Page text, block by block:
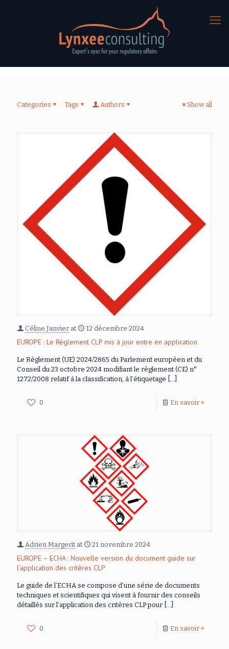
Categories Tags Authors Show all
Céline Janvier at 12 décembre 2024
EUROPE : Le Règlement CLP mis à jour entre en application
Le Règlement (UE) 2024/2865 du Parlement européen et du
Conseil du 23 octobre 2024 modifiant le règlement (CE) n°
1272/2008 relatif à la classification, à l’étiquetage
0 En savoir +
Adrien Margerit at 21 novembre 2024
EUROPE – ECHA : Nouvelle version du document guide sur
l’application des critères CLP
Le guide de l’ECHA se compose d’une série de documents
techniques et scientifiques qui visent à fournir des conseils
détaillés sur l’application des critères CLP pour
0 En savoir +